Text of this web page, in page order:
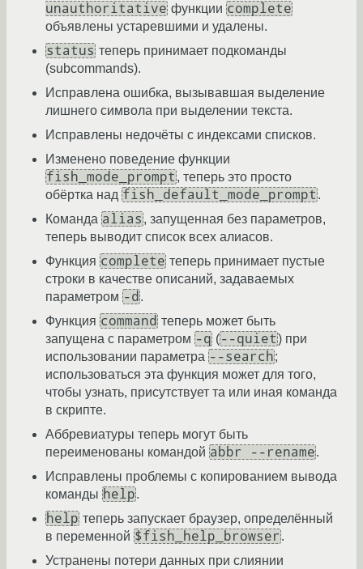
unauthoritative функции complete
объявлены устаревшими и удалены.
status теперь принимает подкоманды
(subcommands).
Исправлена ошибка, вызывавшая выделение
лишнего символа при выделении текста.
Исправлены недочёты с индексами списков.
Изменено поведение функции
fish_mode_prompt , теперь это просто
обёртка над fish_default_mode_prompt .
Команда alias , запущенная без параметров,
теперь выводит список всех алиасов.
Функция complete теперь принимает пустые
строки в качестве описаний, задаваемых
параметром -d .
Функция command теперь может быть
запущена с параметром -q (--quiet) при
использовании параметра --search;
использоваться эта функция может для того,
чтобы узнать, присутствует та или иная команда
в скрипте.
Аббревиатуры теперь могут быть
переименованы командой abbr --rename.
Исправлены проблемы с копированием вывода
команды help.
help теперь запускает браузер, определённый
в переменной $fish_help_browser .
Устранены потери данных при слиянии